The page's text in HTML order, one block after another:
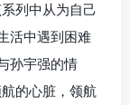
列中从为自己
活中遇到困难
孙宇强的情
的心脏，领航